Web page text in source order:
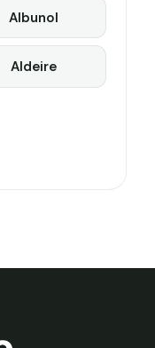
Albunol
Aldeire